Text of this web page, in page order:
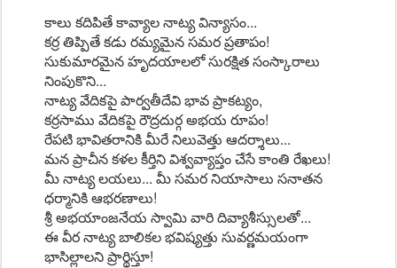
కాలు కదిపితే కావ్యాల నాట్య విన్యాసం...
కర్ర తిప్పితే కడు రమ్యమైన సమర ప్రతాపం!
సుకుమారమైన హృదయాలలో సురక్షిత సంస్కారాలు
నింపుకొని...
నాట్య వేదికపై పార్వతీదేవి భావ ప్రాకట్యం,
కర్రసాము వేదికపై రౌద్రదుర్గ అభయ రూపం!
రేపటి భావితరానికి మీరే నిలువెత్తు ఆదర్శాలు...
మన ప్రాచీన కళల కీర్తిని విశ్వవ్యాప్తం చేసే కాంతి రేఖలు!
మీ నాట్య లయలు... మీ సమర నియాసాలు సనాతన
ధర్మానికి ఆభరణాలు!
శ్రీ అభయాంజనేయ స్వామి వారి దివ్యాశీస్సులతో...
ఈ వీర నాట్య బాలికల భవిష్యత్తు సువర్ణమయంగా
భాసిల్లాలని ప్రార్థిస్తూ!